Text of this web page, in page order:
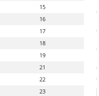
15
16
17
18
19
21
22
23